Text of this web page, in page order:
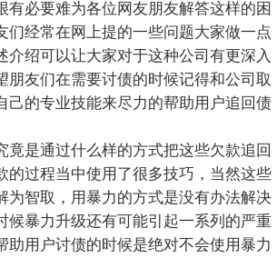
有必要难为各位网友朋友解答这样的困
们经常在网上提的一些问题大家做一点
介绍可以让大家对于这种公司有更深入
朋友们在需要讨债的时候记得和公司取
己的专业技能来尽力的帮助用户追回债
竟是通过什么样的方式把这些欠款追回
的过程当中使用了很多技巧，当然这些
为智取，用暴力的方式是没有办法解决
候暴力升级还有可能引起一系列的严重
助用户讨债的时候是绝对不会使用暴力